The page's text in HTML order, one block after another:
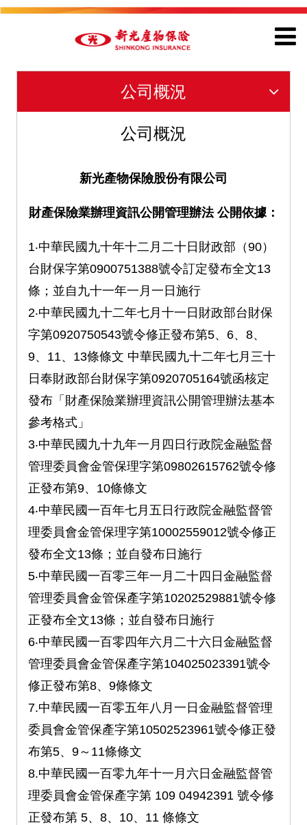
公司概況
公司概況
新光產物保險股份有限公司
財產保險業辦理資訊公開管理辦法 公開依據：
1‧中華民國九十年十二月二十日財政部（90）
台財保字第0900751388號令訂定發布全文13
條；並自九十一年一月一日施行
2‧中華民國九十二年七月十一日財政部台財保
字第0920750543號令修正發布第5、6、8、
9、11、13條條文 中華民國九十二年七月三十
日奉財政部台財保字第0920705164號函核定
發布「財產保險業辦理資訊公開管理辦法基本
參考格式」
3‧中華民國九十九年一月四日行政院金融監督
管理委員會金管保理字第09802615762號令修
正發布第9、10條條文
4‧中華民國一百年七月五日行政院金融監督管
理委員會金管保理字第10002559012號令修正
發布全文13條；並自發布日施行
5‧中華民國一百零三年一月二十四日金融監督
管理委員會金管保產字第10202529881號令修
正發布全文13條；並自發布日施行
6‧中華民國一百零四年六月二十六日金融監督
管理委員會金管保產字第104025023391號令
修正發布第8、9條條文
7.中華民國一百零五年八月一日金融監督管理
委員會金管保產字第10502523961號令修正發
布第5、9～11條條文
8.中華民國一百零九年十一月六日金融監督管
理委員會金管保產字第 109 04942391 號令修
正發布第 5、8、10、11 條條文